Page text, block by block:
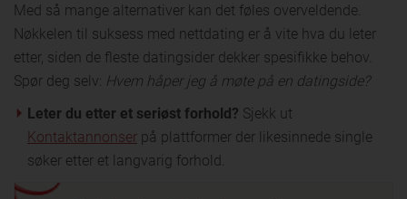
Med så mange alternativer kan det føles overveldende.
Nøkkelen til suksess med nettdating er å vite hva du leter
etter, siden de fleste datingsider dekker spesifikke behov.
Spør deg selv: Hvem håper jeg å møte på en datingside?
Leter du etter et seriøst forhold? Sjekk ut
Kontaktannonser på plattformer der likesinnede single
søker etter et langvarig forhold.